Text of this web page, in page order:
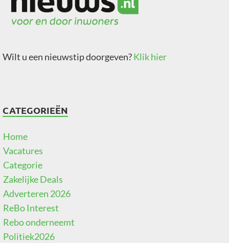
Wilt u een nieuwstip doorgeven?Klik hier
CATEGORIEËN
Home
Vacatures
Categorie
Zakelijke Deals
Adverteren 2026
ReBo Interest
Rebo onderneemt
Politiek2026